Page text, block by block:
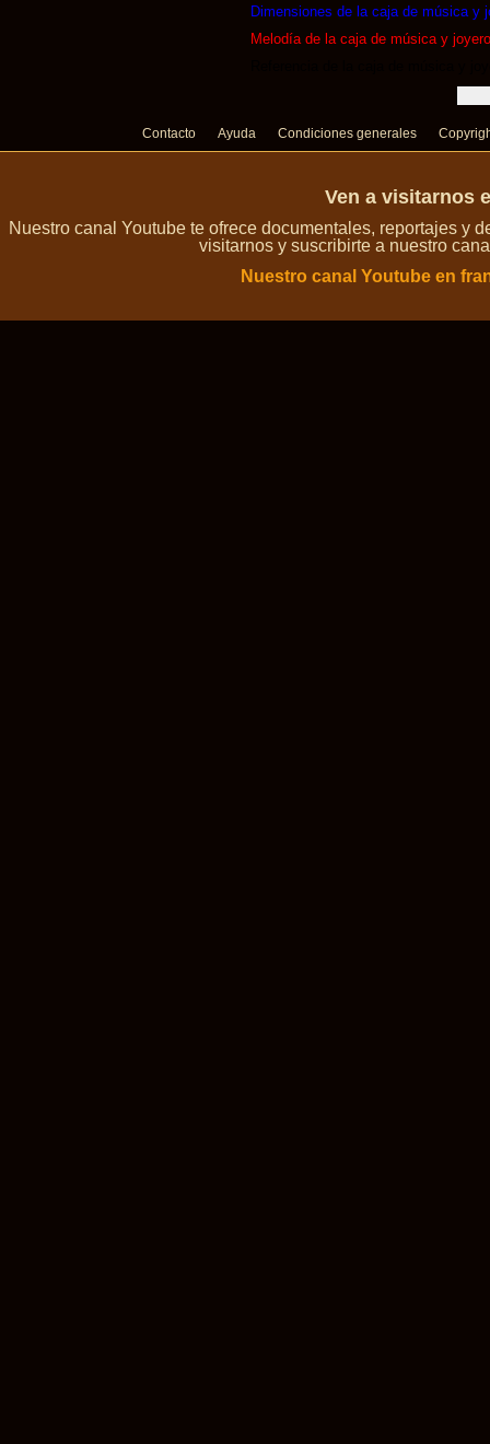
Dimensiones de la caja de música y
Melodía de la caja de música y
Contacto Ayuda Condiciones generales
Ven a visitarnos
Nuestro canal Youtube te ofrece documentales, reportajes y
visitarnos y suscribirte a nuestro
Nuestro canal Youtube en